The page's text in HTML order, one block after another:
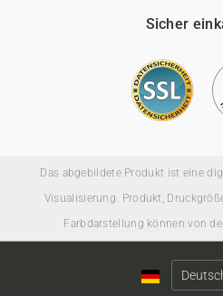
Sicher
Das abgebildete Produkt ist eine
Visualisierung. Produkt,
Farbdarstellung können von